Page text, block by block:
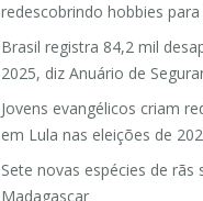
redescobrindo hobbies
Brasil registra 84,2 mil
2025, diz Anuário de
Jovens evangélicos criam
em Lula nas eleições de
Sete novas espécies de
Madagascar